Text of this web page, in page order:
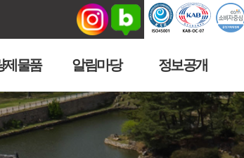
제물품 알림마당 정보공개